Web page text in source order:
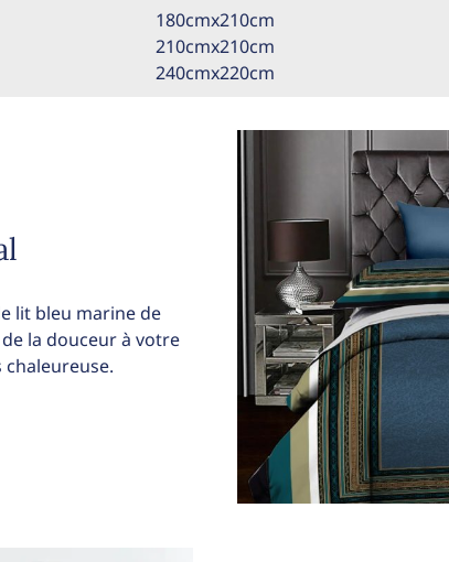
180cmx210cm
210cmx210cm
240cmx220cm
lit bleu marine de
la douceur à votre